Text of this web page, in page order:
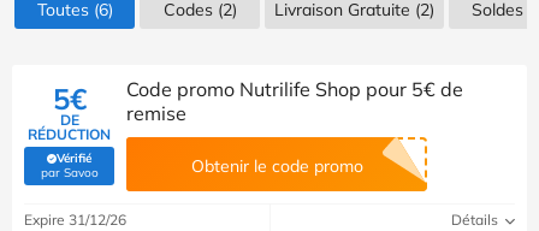
Toutes(6) Codes(2) Livraison Gratuite (2) Soldes
5€
DE
RÉDUCTION
Vérifié
par Savoo(Vérifié par Savoo)
Code promo Nutrilife Shop pour 5€ de
remise
Obtenir le code promo
Expire 31/12/26 Détails